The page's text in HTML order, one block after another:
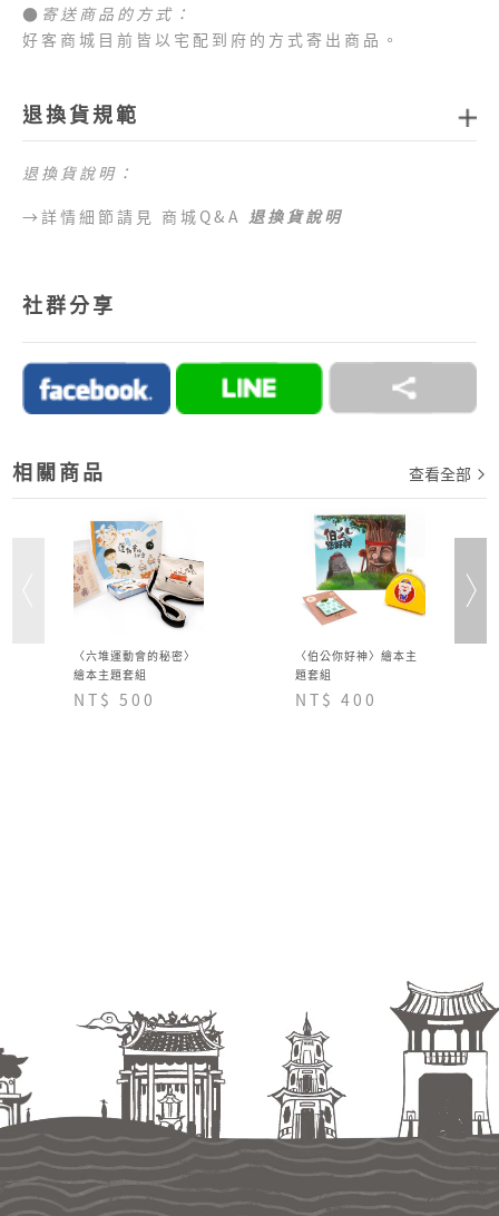
● 寄送商品的方式：
好客商城目前皆以宅配到府的方式寄出商品。
1.全站消費滿新臺幣
區 （澎湖、金門、馬祖、綠島、蘭嶼、小琉球等地
區）及海外地區暫不提供配送服務，敬請見諒。
ATM、ATM櫃台機、超商代碼繳費。
→詳情細節請見 商城Q&A購物說明
退換貨規範
退換貨說明：
→詳情細節請見 商城Q&A 退換貨說明
社群分享
相關商品 查看全部
〈六堆運動會的秘密〉
繪本主題套組
NT$ 500
〈伯公你好神〉繪本主
題套組
NT$ 400